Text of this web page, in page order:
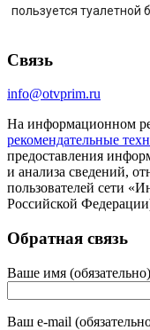
пользуется туалетной
Связь
info@otvprim.ru
На информационном
рекомендательные
предоставления
и анализа сведений,
пользователей сети
Российской
Обратная связь
Ваше имя (обязательно)
Ваш e-mail